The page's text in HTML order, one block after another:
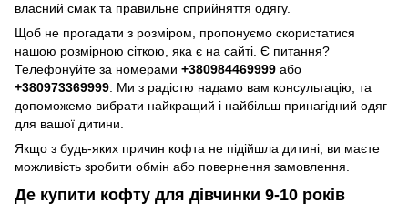
власний смак та правильне сприйняття одягу.
Щоб не прогадати з розміром, пропонуємо скористатися
нашою розмірною сіткою, яка є на сайті. Є питання?
Телефонуйте за номерами +380984469999 або
+380973369999 . Ми з радістю надамо вам консультацію, та
допоможемо вибрати найкращий і найбільш принагідний одяг
для вашої дитини.
Якщо з будь-яких причин кофта не підійшла дитині, ви маєте
можливість зробити обмін або повернення замовлення.
Де купити кофту для дівчинки 9-10 років